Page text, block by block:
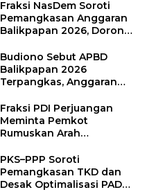
Fraksi NasDem Soroti
Pemangkasan Anggaran
Balikpapan 2026, Dorong
Publik
Budiono Sebut APBD
Balikpapan 2026
Terpangkas, Anggaran
Fraksi PDI Perjuangan
Meminta Pemkot
Rumuskan Arah
Terukur sebagai
Penyangga IKN
PKS–PPP Soroti
Pemangkasan TKD dan
Desak Optimalisasi PAD